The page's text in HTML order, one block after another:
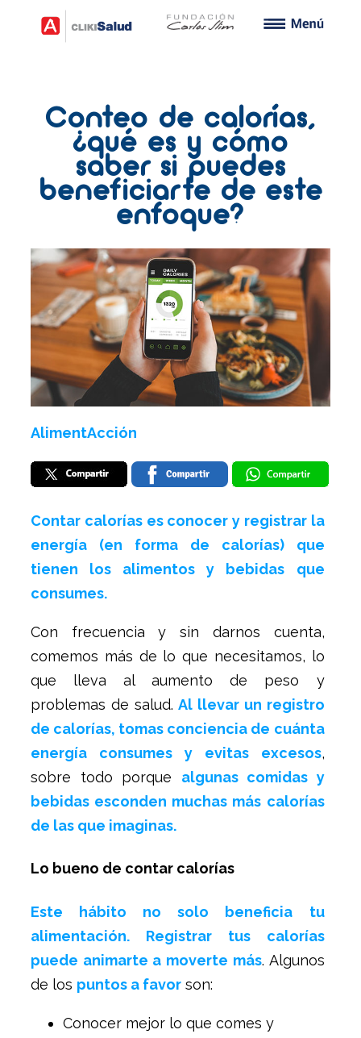
Conteo de calorías,
¿qué es y cómo
saber si puedes
beneficiarte de este
enfoque?
AlimentAcción
Contar calorías es conocer y registrar la
energía (en forma de calorías) que
tienen los alimentos y bebidas que
consumes.
Con frecuencia y sin darnos cuenta,
comemos más de lo que necesitamos, lo
que lleva al aumento de peso y
problemas de salud.Al llevar un registro
de calorías, tomas conciencia de cuánta
energía consumes y evitas excesos,
sobre todo porque algunas comidas y
bebidas esconden muchas más calorías
de las que imaginas.
Lo bueno de contar calorías
Este hábito no solo beneficia tu
alimentación. Registrar tus calorías
puede animarte a moverte más. Algunos
de los puntos a favor son:
Conocer mejor lo que comes y